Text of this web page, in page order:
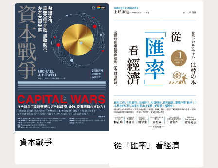
◆想成為領導者→懂得善用「心理技巧」就能輕鬆做到
→著名心理學家海姆．吉諾特：「『讚美』會讓人開
心，但要讓人感受誠意卻又不諂媚，請運用『三明治
法』。」
◆面臨自我極限時→請將「瓶頸」視為突破既有觀念的
大好機會
→美國東北大學的史考特．巴爾帝斯教授：「因為他人
導致的壓力，對事情不會有任何幫助。但如果壓力是來
自自己設定的目標，就有可能成為正向壓力。」
照稿唸讀，對聽眾來說簡直「無聊到爆」
簡報後開啟現場燈光，聽眾心情會跟著開朗起來
善用「AM理論」讀取聽眾心理
「Z字形」移動視線容易打動聽眾
面對難以應付的對象，請與他的祕書、朋友建立關係
與其討好上司，不如親切對待下屬
「讚美」是讓對方心情變好的有效技巧
心理小講座１ 無論男女，外表都會影響成功與收入
心理小講座２ 心智訓練有可能增加收入
Chapter 2 秒懂看穿對方心思
從說話語氣判斷對方的個性
資本戰爭 從「匯率」看經濟